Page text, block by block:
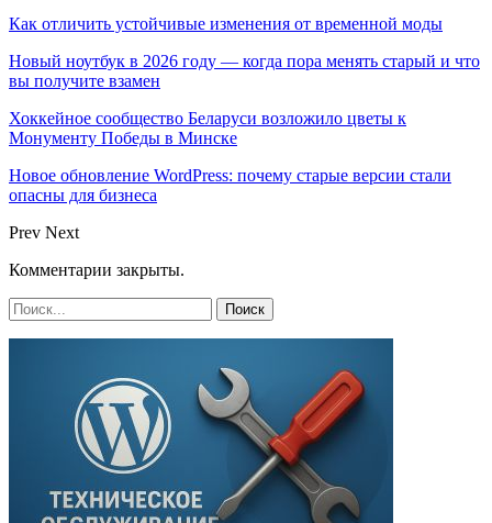
Как отличить устойчивые изменения от временной моды
Новый ноутбук в 2026 году — когда пора менять старый и что
вы получите взамен
Хоккейное сообщество Беларуси возложило цветы к
Монументу Победы в Минске
Новое обновление WordPress: почему старые версии стали
опасны для бизнеса
Prev Next
Комментарии закрыты.